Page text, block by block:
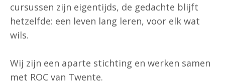
cursussen zijn eigentijds, de gedachte blijft
hetzelfde: een leven lang leren, voor elk wat
wils.
Wij zijn een aparte stichting en werken samen
met ROC van Twente.